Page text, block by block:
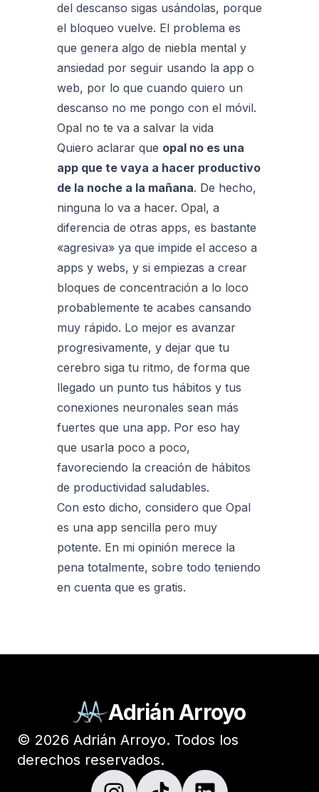
del descanso sigas usándolas, porque
el bloqueo vuelve. El problema es
que genera algo de niebla mental y
ansiedad por seguir usando la app o
web, por lo que cuando quiero un
descanso no me pongo con el móvil.
Opal no te va a salvar la vida
Quiero aclarar que opal no es una
app que te vaya a hacer productivo
de la noche a la mañana. De hecho,
ninguna lo va a hacer. Opal, a
diferencia de otras apps, es bastante
«agresiva» ya que impide el acceso a
apps y webs, y si empiezas a crear
bloques de concentración a lo loco
probablemente te acabes cansando
muy rápido. Lo mejor es avanzar
progresivamente, y dejar que tu
cerebro siga tu ritmo, de forma que
llegado un punto tus hábitos y tus
conexiones neuronales sean más
fuertes que una app. Por eso hay
que usarla poco a poco,
favoreciendo la creación de hábitos
de productividad saludables.
Con esto dicho, considero que Opal
es una app sencilla pero muy
potente. En mi opinión merece la
pena totalmente, sobre todo teniendo
en cuenta que es gratis.
Adrián Arroyo
© 2026 Adrián Arroyo. Todos los
derechos reservados.